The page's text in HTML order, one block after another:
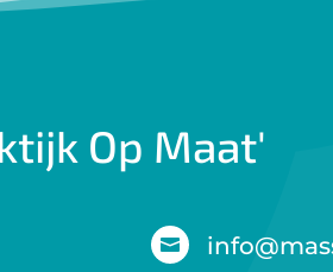
Op Maat'
